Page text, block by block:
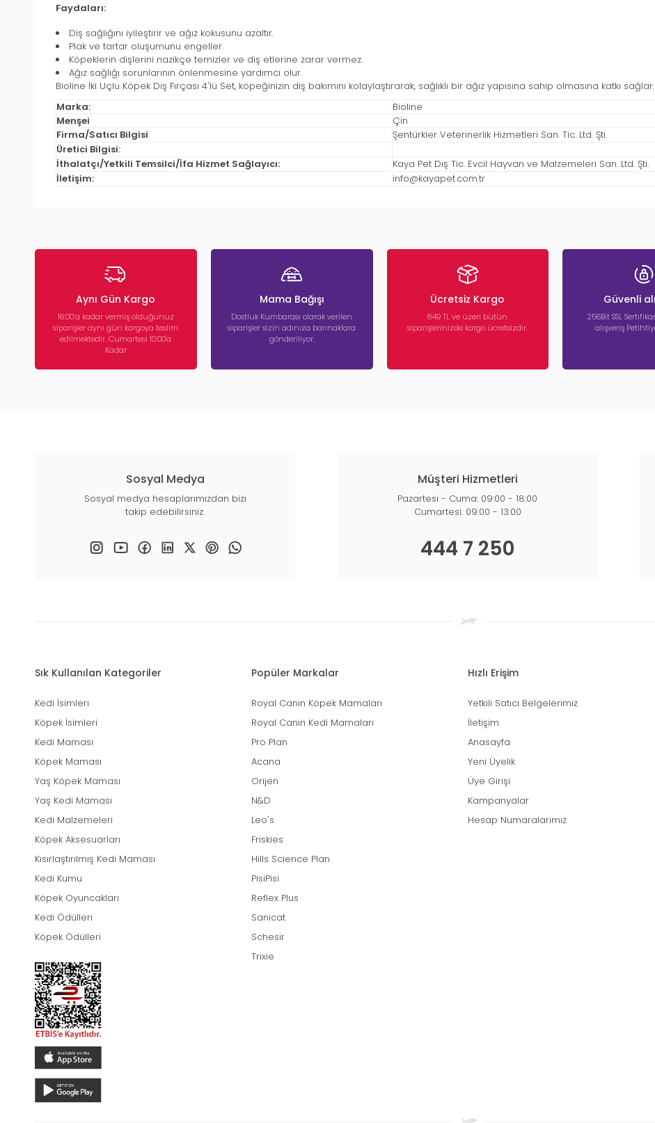
Faydaları:
Diş sağlığını iyileştirir ve ağız kokusunu azaltır.
Plak ve tartar oluşumunu engeller.
Köpeklerin dişlerini nazikçe temizler ve diş etlerine zarar vermez.
Ağız sağlığı sorunlarının önlenmesine yardımcı olur.
Bioline İki Uçlu Köpek Diş Fırçası 4'lü Set, köpeğinizin diş bakımını kolaylaştırarak, sağlıklı bir ağız yapısına sahip olmasına katkı sağlar.
Marka:
Bioline
Menşei
Çin
Firma/Satıcı Bilgisi
Şentürkler Veterinerlik Hizmetleri San. Tic. Ltd. Şti.
Üretici Bilgisi:
İthalatçı/Yetkili Temsilci/İfa Hizmet Sağlayıcı:
Kaya Pet Dış Tic. Evcil Hayvan ve Malzemeleri San. Ltd. Şti.
İletişim:
info@kayapet.com.tr
Aynı Gün Kargo
16:00’a kadar vermiş olduğunuz
siparişler aynı gün kargoya teslim
edilmektedir. Cumartesi 10:00'a
Kadar
Mama Bağışı
Dostluk Kumbarası olarak verilen
siparişler sizin adınıza barınaklara
gönderiliyor.
Ücretsiz Kargo
849 TL ve üzeri bütün
siparişlerinizde kargo ücretsizdir.
Güvenli
256Bit SSL
alışveriş
Sosyal Medya
Sosyal medya hesaplarımızdan bizi
takip edebilirsiniz.
Müşteri Hizmetleri
Pazartesi - Cuma: 09:00 - 18:00
Cumartesi: 09:00 - 13:00
444 7 250
Sık Kullanılan Kategoriler
Kedi İsimleri
Köpek İsimleri
Kedi Maması
Köpek Maması
Yaş Köpek Maması
Yaş Kedi Maması
Kedi Malzemeleri
Köpek Aksesuarları
Kısırlaştırılmış Kedi Maması
Kedi Kumu
Köpek Oyuncakları
Kedi Ödülleri
Köpek Ödülleri
Popüler Markalar
Royal Canin Köpek Mamaları
Royal Canin Kedi Mamaları
Pro Plan
Acana
Orijen
N&D
Leo's
Friskies
Hills Science Plan
PisiPisi
Reflex Plus
Sanicat
Schesir
Trixie
Hızlı Erişim
Yetkili Satıcı Belgelerimiz
İletişim
Anasayfa
Yeni Üyelik
Üye Girişi
Kampanyalar
Hesap Numaralarımız